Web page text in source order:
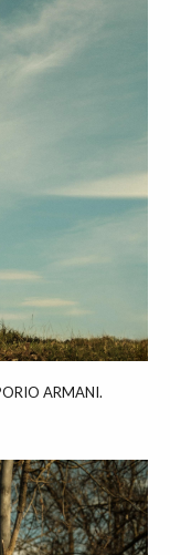
ARMANI.